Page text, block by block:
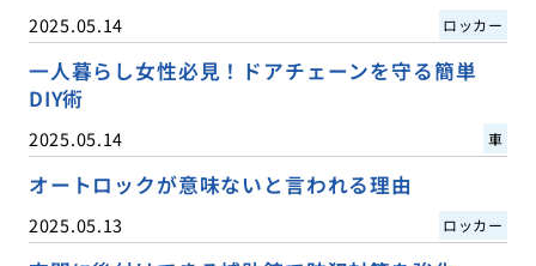
2025.05.14 ロッカー
一人暮らし女性必見！ドアチェーンを守る簡単
DIY術
2025.05.14 車
オートロックが意味ないと言われる理由
2025.05.13 ロッカー